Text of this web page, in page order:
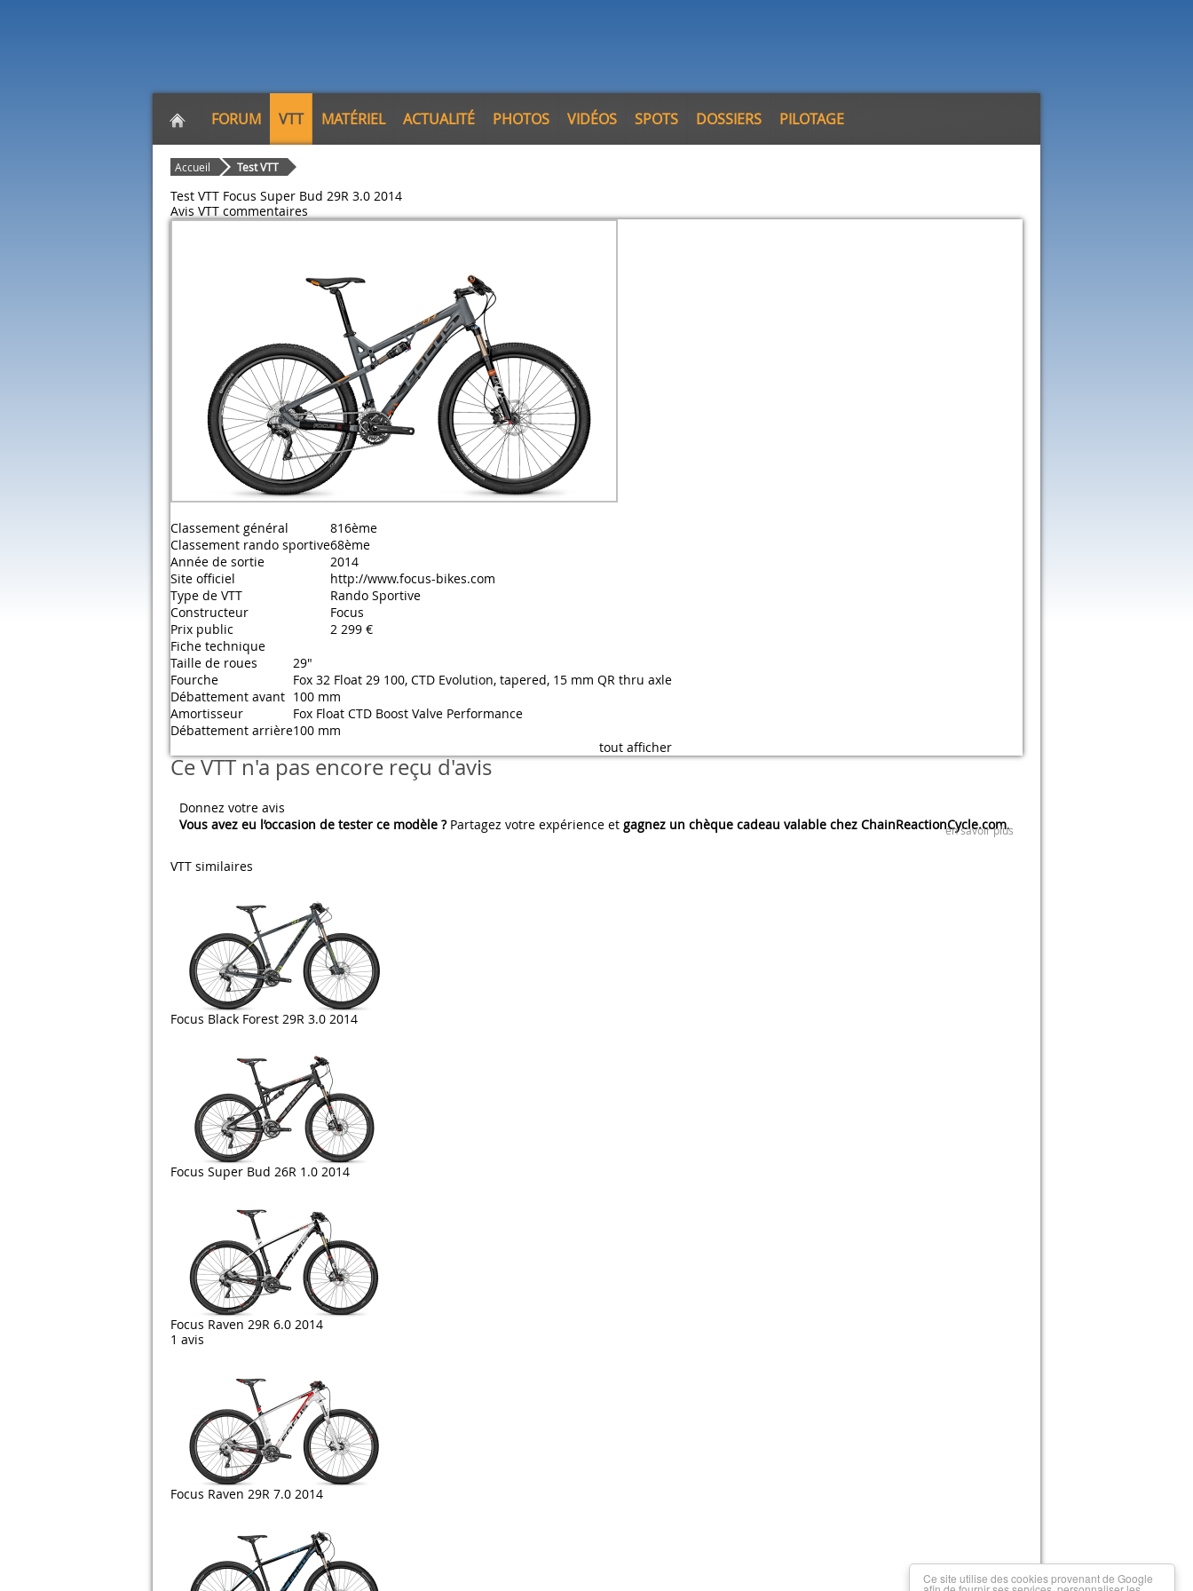
FORUM VTT MATÉRIEL ACTUALITÉ PHOTOS VIDÉOS SPOTS DOSSIERS PILOTAGE
Accueil Test VTT
Test VTT Focus Super Bud 29R 3.0 2014
Avis VTT commentaires
Classement général
816ème
Classement rando sportive68ème
Année de sortie
2014
Site officiel
http://www.focus-bikes.com
Type de VTT
Rando Sportive
Constructeur
Focus
Prix public
2 299 €
Fiche technique
Taille de roues
29"
Fourche
Fox 32 Float 29 100, CTD Evolution, tapered, 15 mm QR thru axle
Débattement avant 100 mm
Amortisseur
Fox Float CTD Boost Valve Performance
Débattement arrière100 mm
tout afficher
Ce VTT n'a pas encore reçu d'avis
Donnez votre avis
Vous avez eu l’occasion de tester ce modèle ?Partagez votre expérience et gagnez un chèque cadeau valable chez ChainReactionCycle.com.
en savoir plus
VTT similaires
Focus Black Forest 29R 3.0 2014
Focus Super Bud 26R 1.0 2014
Focus Raven 29R 6.0 2014
1 avis
Focus Raven 29R 7.0 2014
Ce site utilise des cookies provenant de Google